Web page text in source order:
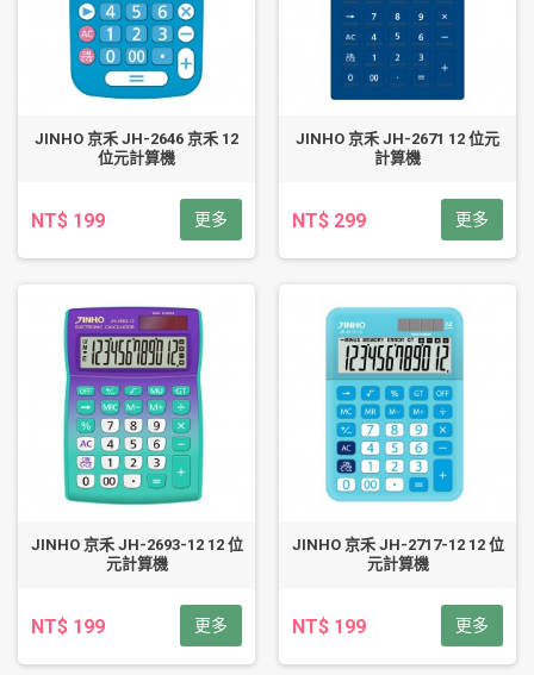
JINHO 京禾 JH-2646 京禾 12
位元計算機
NT$ 199 更多
JINHO 京禾 JH-2671 12 位元
計算機
NT$ 299 更多
JINHO 京禾 JH-2693-12 12 位
元計算機
NT$ 199 更多
JINHO 京禾 JH-2717-12 12 位
元計算機
NT$ 199 更多